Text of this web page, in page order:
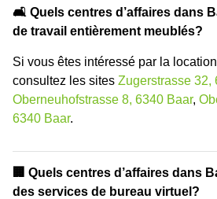
🛋️ Quels centres d’affaires dans
de travail entièrement meublés?
Si vous êtes intéressé par la
consultez les sites Zugerstrasse 32,
Oberneuhofstrasse 8, 6340 Baar,
6340 Baar.
🏢 Quels centres d’affaires dans
des services de bureau virtuel?